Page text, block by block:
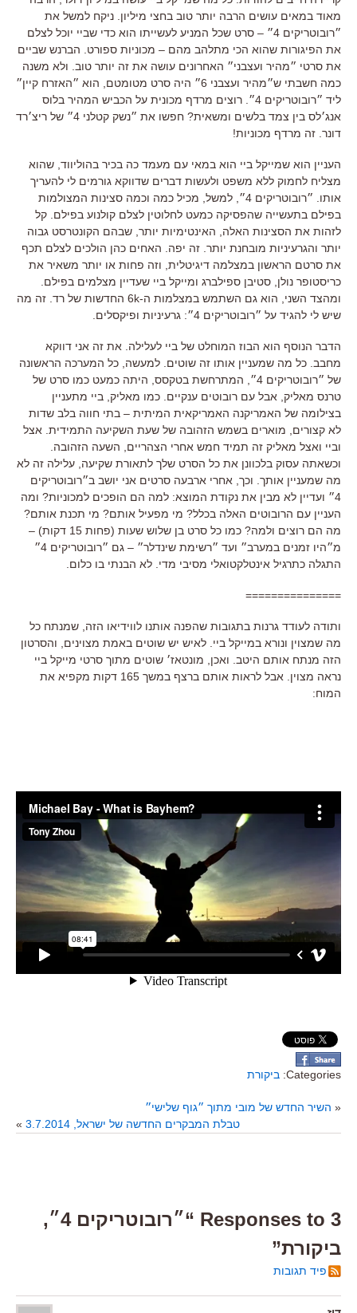
מאוד במאים עושים הרבה יותר טוב בחצי מיליון. ניקח למשל את
״רובוטריקים 4״ – סרט שכל המניע לעשייתו הוא כדי שביי יוכל לצלם
את הפיגורות שהוא הכי מתלהב מהם – מכוניות ספורט. הברנש שביים
את סרטי ״מהיר ועצבני״ האחרונים עושה את זה יותר טוב. ולא משנה
כמה חשבתי ש״מהיר ועצבני 6״ היה סרט מטומטם, הוא ״האזרח קיין״
ליד ״רובוטריקים 4״. רוצים מרדף מכונית על הכביש המהיר בלוס
אנג׳לס בין צמד בלשים ומשאית? חפשו את ״נשק קטלני 4״ של ריצ׳רד
דונר. זה מרדף מכוניות!
העניין הוא שמייקל ביי הוא במאי עם מעמד כה בכיר בהוליווד, שהוא
מצליח לחמוק ללא משפט ולעשות דברים שדווקא גורמים לי להעריך
אותו. ״רובוטריקים 4״, למשל, מכיל כמה וכמה סצינות המצולמות
בפילם בתעשייה שהפסיקה כמעט לחלוטין לצלם קולנוע בפילם. קל
לזהות את הסצינות האלה, האינטימיות יותר, שבהם הקונטרסט גבוה
יותר והגרעיניות מובחנת יותר. זה יפה. האחים כהן הולכים לצלם תכף
את סרטם הראשון במצלמה דיגיטלית, וזה פחות או יותר משאיר את
כריסטופר נולן, סטיבן ספילברג ומייקל ביי שעדיין מצלמים בפילם.
ומהצד השני, הוא גם השתמש במצלמות ה-6k החדשות של רד. זה מה
שיש לי להגיד על ״רובוטריקים 4״: גרעיניות ופיקסלים.
הדבר הנוסף הוא הבוז המוחלט של ביי לעלילה. את זה אני דווקא
מחבב. כל מה שמעניין אותו זה שוטים. למעשה, כל המערכה הראשונה
של ״רובוטריקים 4״, המתרחשת בטקסס, היתה כמעט כמו סרט של
טרנס מאליק, אבל עם רובוטים ענקיים. כמו מאליק, ביי מתעניין
בצילומה של האמריקנה האמריקאית המיתית – בתי חווה בלב שדות
לא קצורים, מוארים בשמש הזהובה של שעת השקיעה התמידית. אצל
וביי ואצל מאליק זה תמיד חמש אחרי הצהריים, השעה הזהובה.
וכשאתה עסוק בלכוונן את כל הסרט שלך לתאורת שקיעה, עלילה זה לא
מה שמעניין אותך. וכך, אחרי ארבעה סרטים אני יושב ב״רובוטריקים
4״ ועדיין לא מבין את נקודת המוצא: למה הם הופכים למכוניות? ומה
העניין עם הרובוטים האלה בכלל? מי מפעיל אותם? מי תכנת אותם?
מה הם רוצים ולמה? כמו כל סרט בן שלוש שעות (פחות 15 דקות) –
מ״היו זמנים במערב״ ועד ״רשימת שינדלר״ – גם ״רובוטריקים 4״
התגלה כתרגיל אינטלקטואלי מסיבי מדי. לא הבנתי בו כלום.
===============
ותודה לעודד גרנות בתגובות שהפנה אותנו לווידיאו הזה, שמנתח כל
מה שמצוין ונורא במייקל ביי. לאיש יש שוטים באמת מצוינים, והסרטון
הזה מנתח אותם היטב. ואכן, מונטאז׳ שוטים מתוך סרטי מייקל ביי
נראה מצוין. אבל לראות אותם ברצף במשך 165 דקות מקפיא את
המוח:
Categories: ביקורת
« השיר החדש של מובי מתוך ״גוף שלישי״
טבלת המבקרים החדשה של ישראל, 3.7.2014
»
3 Responses to “״רובוטריקים 4״,
ביקורת”
פיד תגובות